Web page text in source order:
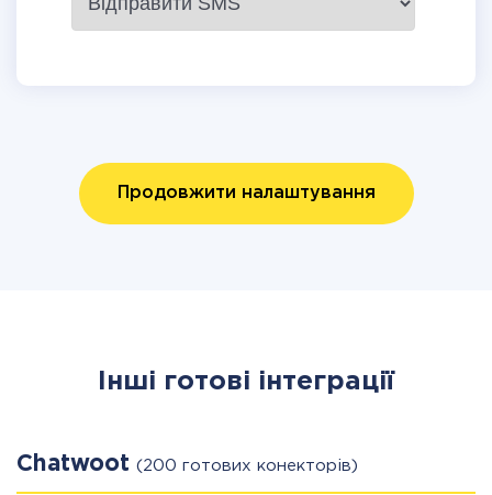
Продовжити налаштування
Інші готові інтеграції
Chatwoot (200 готових конекторів)